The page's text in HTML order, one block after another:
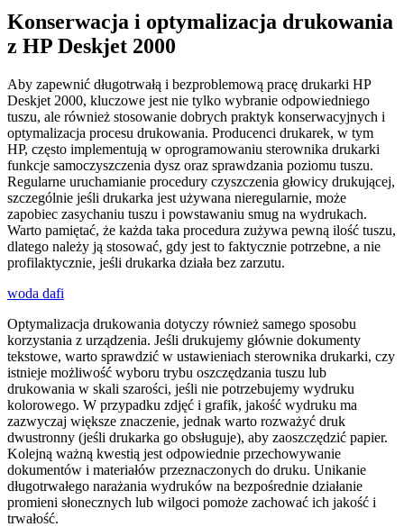
Konserwacja i optymalizacja drukowania
z HP Deskjet 2000
Aby zapewnić długotrwałą i bezproblemową pracę drukarki HP
Deskjet 2000, kluczowe jest nie tylko wybranie odpowiedniego
tuszu, ale również stosowanie dobrych praktyk konserwacyjnych i
optymalizacja procesu drukowania. Producenci drukarek, w tym
HP, często implementują w oprogramowaniu sterownika drukarki
funkcje samoczyszczenia dysz oraz sprawdzania poziomu tuszu.
Regularne uruchamianie procedury czyszczenia głowicy drukującej,
szczególnie jeśli drukarka jest używana nieregularnie, może
zapobiec zasychaniu tuszu i powstawaniu smug na wydrukach.
Warto pamiętać, że każda taka procedura zużywa pewną ilość tuszu,
dlatego należy ją stosować, gdy jest to faktycznie potrzebne, a nie
profilaktycznie, jeśli drukarka działa bez zarzutu.
woda dafi
Optymalizacja drukowania dotyczy również samego sposobu
korzystania z urządzenia. Jeśli drukujemy głównie dokumenty
tekstowe, warto sprawdzić w ustawieniach sterownika drukarki, czy
istnieje możliwość wyboru trybu oszczędzania tuszu lub
drukowania w skali szarości, jeśli nie potrzebujemy wydruku
kolorowego. W przypadku zdjęć i grafik, jakość wydruku ma
zazwyczaj większe znaczenie, jednak warto rozważyć druk
dwustronny (jeśli drukarka go obsługuje), aby zaoszczędzić papier.
Kolejną ważną kwestią jest odpowiednie przechowywanie
dokumentów i materiałów przeznaczonych do druku. Unikanie
długotrwałego narażania wydruków na bezpośrednie działanie
promieni słonecznych lub wilgoci pomoże zachować ich jakość i
trwałość.